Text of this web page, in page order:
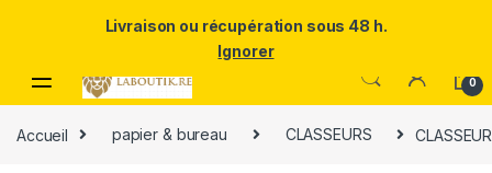
puissance et l'élégance du Samsung Galaxy S25 Ultra à prix réduit.
0
Accueil papier & bureau CLASSEURS
Livraison ou récupération sous 48 h.
Ignorer